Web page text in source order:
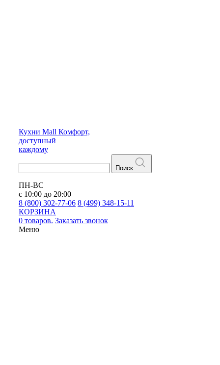
Кухни Mall Комфорт,
доступный
каждому
Поиск
ПН-ВС
с 10:00 до 20:00
8 (800) 302-77-06 8 (499) 348-15-11
КОРЗИНА
0 товаров. Заказать звонок
Меню